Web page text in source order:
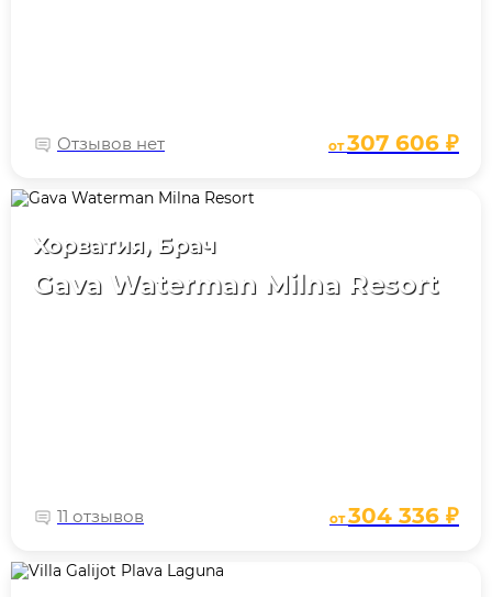
Отзывов нет от307 606 ₽
Хорватия, Брач
Gava Waterman Milna Resort
11 отзывов от304 336 ₽